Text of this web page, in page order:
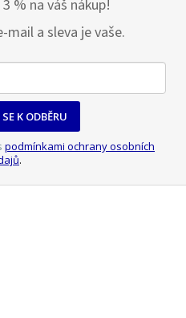
% na váš nákup!
a sleva je vaše.
K ODBĚRU
podmínkami ochrany osobních
.